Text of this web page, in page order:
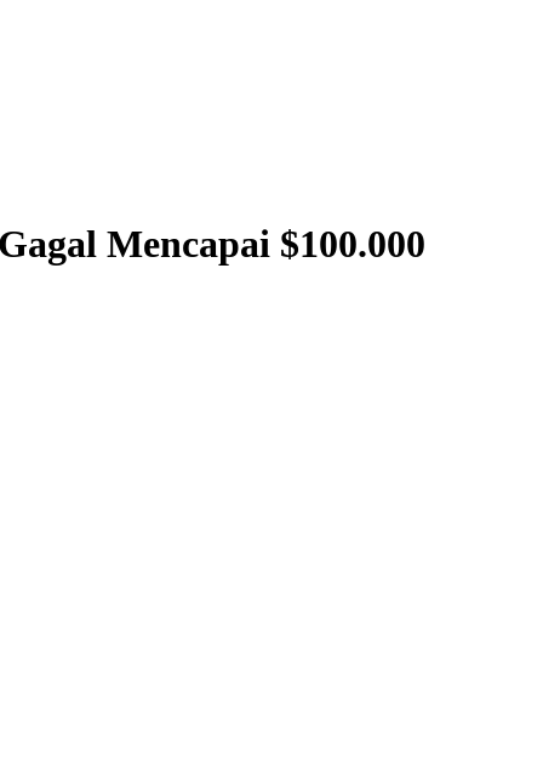
Mencapai $100.000